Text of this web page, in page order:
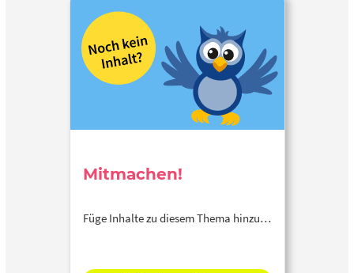
Mitmachen!
Füge Inhalte zu diesem Thema hinzu…